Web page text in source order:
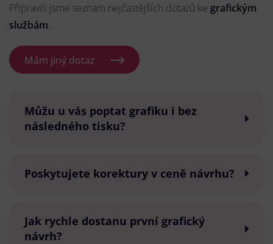
Připravili jsme seznam nejčastějších dotazů ke grafickým
službám.
Mám jiný dotaz
Můžu u vás poptat grafiku i bez
následného tisku?
Poskytujete korektury v ceně návrhu?
Jak rychle dostanu první grafický
návrh?